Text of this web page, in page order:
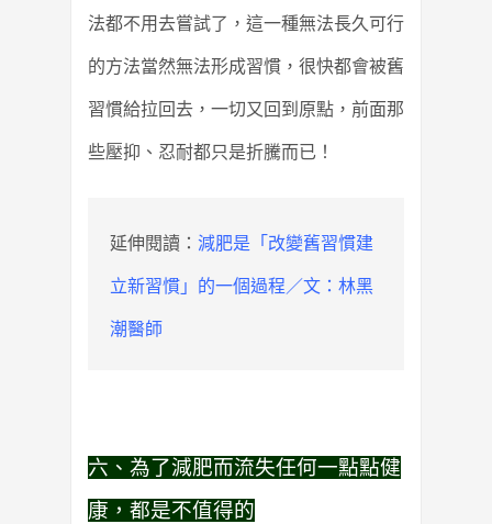
法都不用去嘗試了，這一種無法長久可行
的方法當然無法形成習慣，很快都會被舊
習慣給拉回去，一切又回到原點，前面那
些壓抑、忍耐都只是折騰而已！
延伸閱讀： 減肥是「改變舊習慣建
立新習慣」的一個過程／文：林黑
潮醫師
六、為了減肥而流失任何一點點健
康，都是不值得的